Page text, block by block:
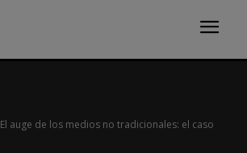
El auge de los medios no tradicionales: el caso